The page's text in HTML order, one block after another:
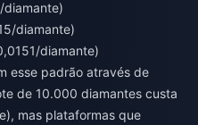
diamante)
diamante)
esse padrão através de
de 10.000 diamantes custa
mas plataformas que